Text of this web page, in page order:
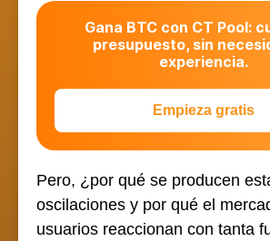
Gana BTC con CT Pool:
presupuesto, sin
experiencia.
Empieza gratis
Pero, ¿por qué se producen
oscilaciones y por qué el
usuarios reaccionan con tanta